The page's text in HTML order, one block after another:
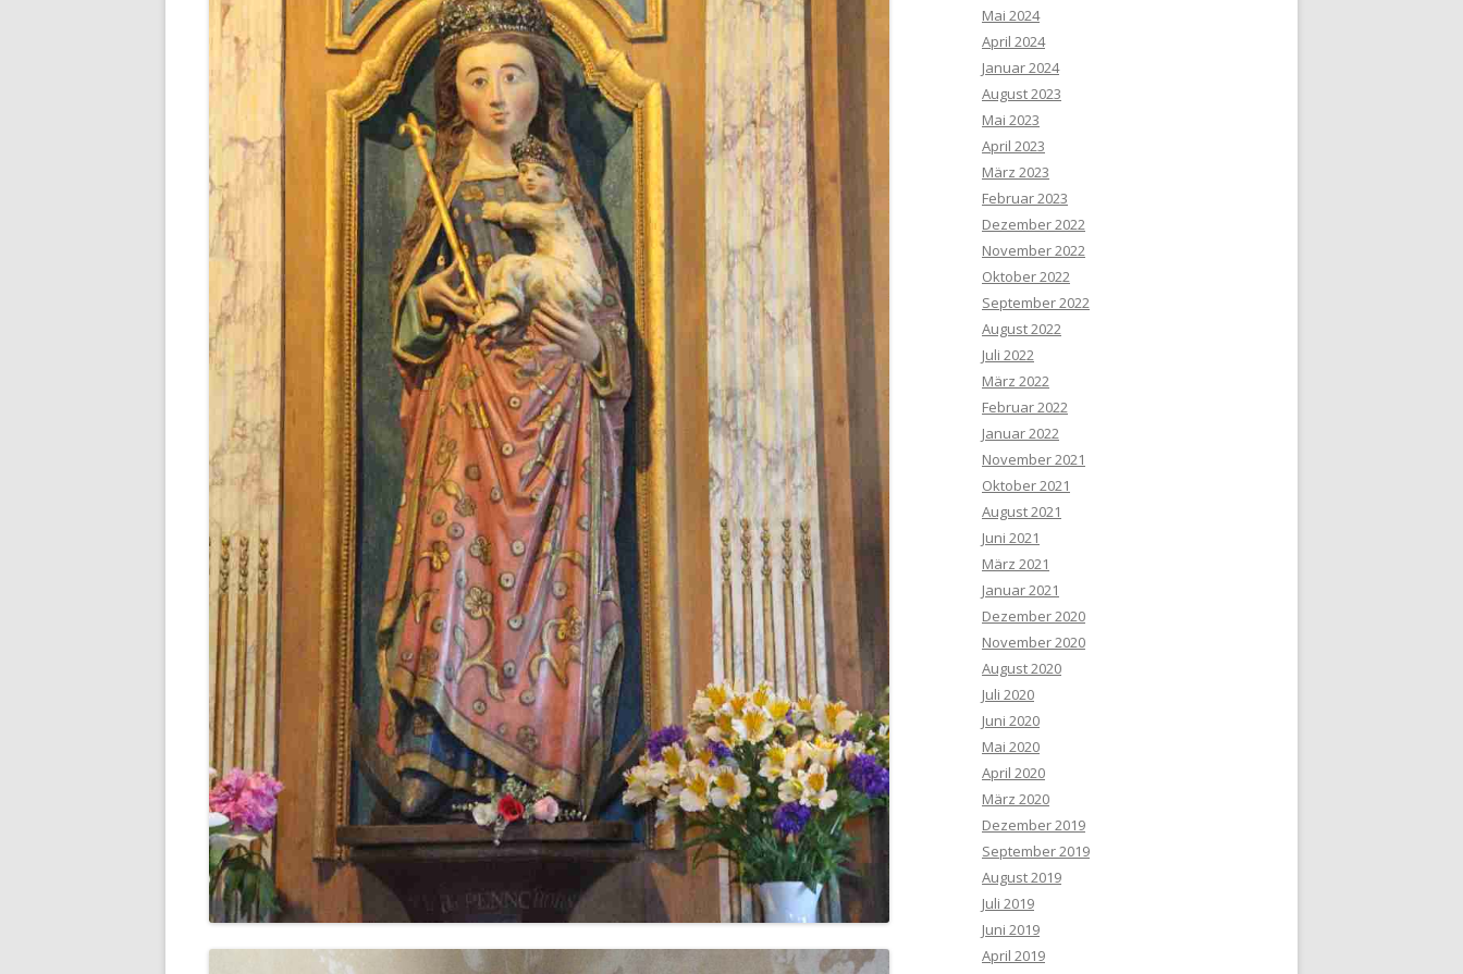
Mai 2024
April 2024
Januar 2024
August 2023
Mai 2023
April 2023
März 2023
Februar 2023
Dezember 2022
November 2022
Oktober 2022
September 2022
August 2022
Juli 2022
März 2022
Februar 2022
Januar 2022
November 2021
Oktober 2021
August 2021
Juni 2021
März 2021
Januar 2021
Dezember 2020
November 2020
August 2020
Juli 2020
Juni 2020
Mai 2020
April 2020
März 2020
Dezember 2019
September 2019
August 2019
Juli 2019
Juni 2019
April 2019